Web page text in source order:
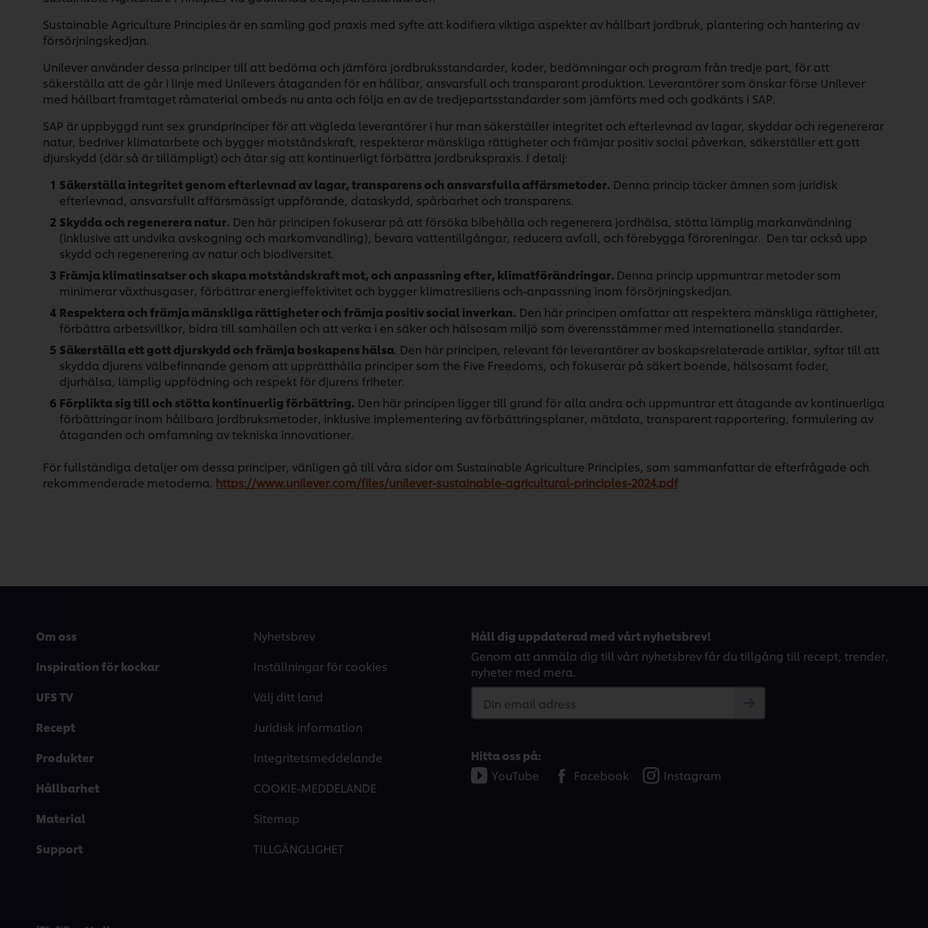
Sustainable Agriculture Principles är en samling god praxis med syfte att kodifiera viktiga aspekter av hållbart jordbruk, plantering och hantering av
försörjningskedjan.
Unilever använder dessa principer till att bedöma och jämföra jordbruksstandarder, koder, bedömningar och program från tredje part, för att
säkerställa att de går i linje med Unilevers åtaganden för en hållbar, ansvarsfull och transparant produktion. Leverantörer som önskar förse Unilever
med hållbart framtaget råmaterial ombeds nu anta och följa en av de tredjepartsstandarder som jämförts med och godkänts i SAP.
SAP är uppbyggd runt sex grundprinciper för att vägleda leverantörer i hur man säkerställer integritet och efterlevnad av lagar, skyddar och regenererar
natur, bedriver klimatarbete och bygger motståndskraft, respekterar mänskliga rättigheter och främjar positiv social påverkan, säkerställer ett gott
djurskydd (där så är tillämpligt) och åtar sig att kontinuerligt förbättra jordbrukspraxis. I detalj:
Säkerställa integritet genom efterlevnad av lagar, transparens och ansvarsfulla affärsmetoder. Denna princip täcker ämnen som juridisk
efterlevnad, ansvarsfullt affärsmässigt uppförande, dataskydd, spårbarhet och transparens.
Skydda och regenerera natur. Den här principen fokuserar på att försöka bibehålla och regenerera jordhälsa, stötta lämplig markanvändning
(inklusive att undvika avskogning och markomvandling), bevara vattentillgångar, reducera avfall, och förebygga föroreningar. Den tar också upp
skydd och regenerering av natur och biodiversitet.
Främja klimatinsatser och skapa motståndskraft mot, och anpassning efter, klimatförändringar. Denna princip uppmuntrar metoder som
minimerar växthusgaser, förbättrar energieffektivitet och bygger klimatresiliens och-anpassning inom försörjningskedjan.
Respektera och främja mänskliga rättigheter och främja positiv social inverkan. Den här principen omfattar att respektera mänskliga rättigheter,
förbättra arbetsvillkor, bidra till samhällen och att verka i en säker och hälsosam miljö som överensstämmer med internationella standarder.
Säkerställa ett gott djurskydd och främja boskapens hälsa. Den här principen, relevant för leverantörer av boskapsrelaterade artiklar, syftar till att
skydda djurens välbefinnande genom att upprätthålla principer som the Five Freedoms, och fokuserar på säkert boende, hälsosamt foder,
djurhälsa, lämplig uppfödning och respekt för djurens friheter.
Förplikta sig till och stötta kontinuerlig förbättring. Den här principen ligger till grund för alla andra och uppmuntrar ett åtagande av kontinuerliga
förbättringar inom hållbara jordbruksmetoder, inklusive implementering av förbättringsplaner, mätdata, transparent rapportering, formulering av
åtaganden och omfamning av tekniska innovationer.
För fullständiga detaljer om dessa principer, vänligen gå till våra sidor om Sustainable Agriculture Principles, som sammanfattar de efterfrågade och
rekommenderade metoderna. https://www.unilever.com/files/unilever-sustainable-agricultural-principles-2024.pdf
Om oss
Inspiration för kockar
UFS TV
Recept
Produkter
Hållbarhet
Material
Support
Nyhetsbrev
Inställningar för cookies
Välj ditt land
Juridisk information
Integritetsmeddelande
COOKIE-MEDDELANDE
Sitemap
TILLGÄNGLIGHET
Håll dig uppdaterad med vårt nyhetsbrev!
Genom att anmäla dig till vårt nyhetsbrev får du tillgång till recept, trender,
nyheter med mera.
Din email adress
Hitta oss på:
YouTube
Facebook Instagram